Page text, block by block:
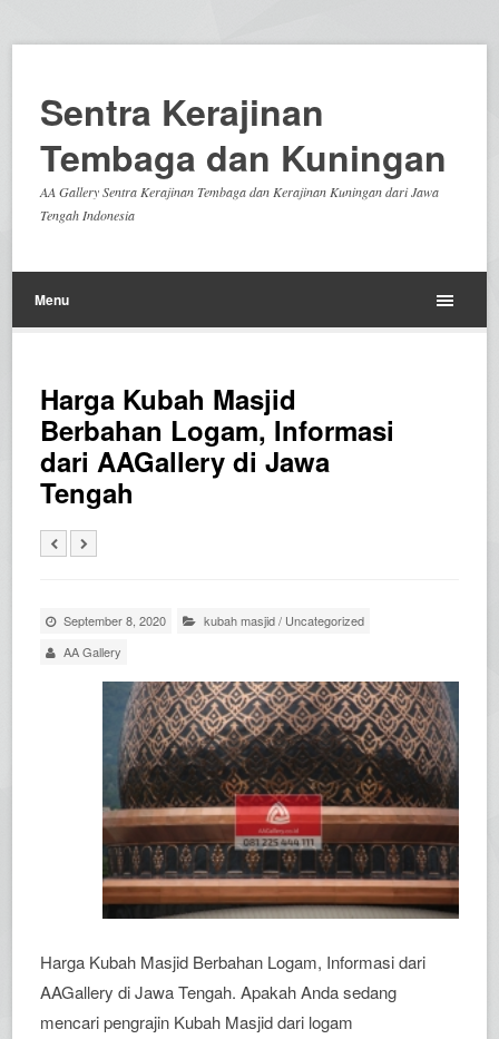
Sentra Kerajinan
Tembaga dan Kuningan
AA Gallery Sentra Kerajinan Tembaga dan Kerajinan Kuningan dari Jawa
Tengah Indonesia
Menu
Harga Kubah Masjid
Berbahan Logam, Informasi
dari AAGallery di Jawa
Tengah
September 8, 2020 kubah masjid/ Uncategorized
AA Gallery
Harga Kubah Masjid Berbahan Logam, Informasi dari
AAGallery di Jawa Tengah. Apakah Anda sedang
mencari pengrajin Kubah Masjid dari logam